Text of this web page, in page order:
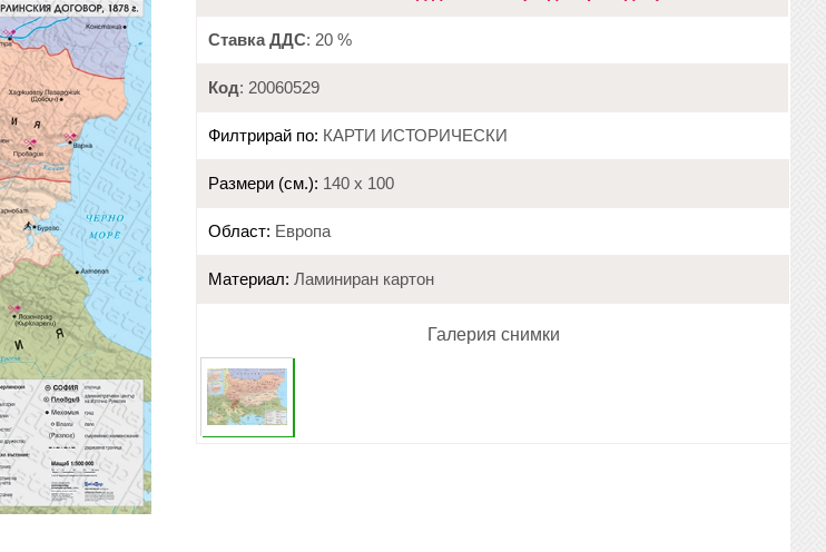
Ставка ДДС: 20 %
Код: 20060529
Филтрирай по: КАРТИ ИСТОРИЧЕСКИ
Размери (см.): 140 х 100
Област: Европа
Материал: Ламиниран картон
Галерия снимки